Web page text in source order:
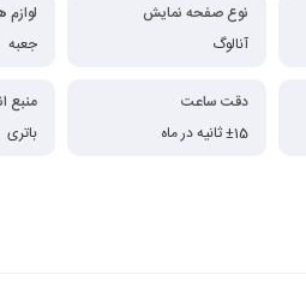
نوع صفحه نمایش
آنالوگ
لوازم
جعبه
دقت ساعت
±15 ثانیه در ماه
منبع
باتری